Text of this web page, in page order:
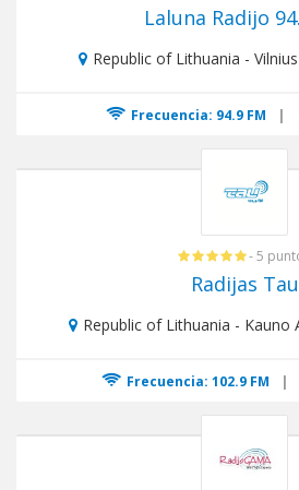
Laluna Radijo
Republic of Lithuania -
Frecuencia: 94.9 FM |
- 5
Radijas Tau
Republic of Lithuania - Kauno
Frecuencia: 102.9 FM |